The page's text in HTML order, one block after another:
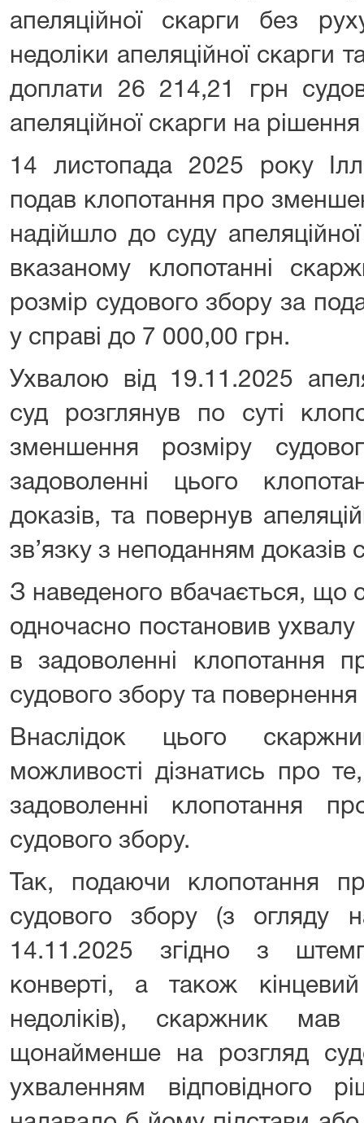
апеляційної скарги без
недоліки апеляційної скарги
доплати 26 214,21 грн
апеляційної скарги на рішення
14 листопада 2025 року
подав клопотання про
надійшло до суду
вказаному клопотанні
розмір судового збору за
у справі до 7 000,00 грн.
Ухвалою від 19.11.2025
суд розглянув по суті
зменшення розміру
задоволенні цього
доказів, та повернув
зв’язку з неподанням доказів
З наведеного вбачається, що
одночасно постановив
в задоволенні клопотання
судового збору та повернення
Внаслідок цього
можливості дізнатись про
задоволенні клопотання
судового збору.
Так, подаючи клопотання
судового збору (з огляду
14.11.2025 згідно з
конверті, а також
недоліків), скаржник мав
щонайменше на розгляд
ухваленням відповідного